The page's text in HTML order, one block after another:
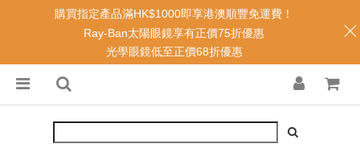
購買指定產品滿HK$1000即享港澳順豐免運費！
Ray-Ban太陽眼鏡享有正價75折優惠
光學眼鏡低至正價68折優惠